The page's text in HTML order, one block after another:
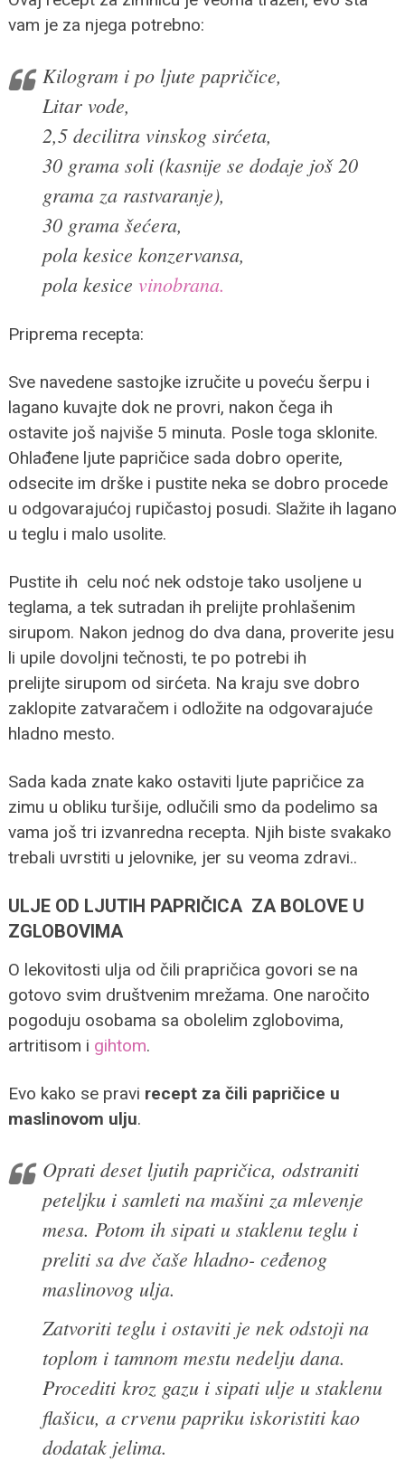
vam je za njega potrebno:
Kilogram i po ljute papričice,
Litar vode,
2,5 decilitra vinskog sirćeta,
30 grama soli (kasnije se dodaje još 20
grama za rastvaranje),
30 grama šećera,
pola kesice konzervansa,
pola kesice vinobrana.
Priprema recepta:
Sve navedene sastojke izručite u poveću šerpu i
lagano kuvajte dok ne provri, nakon čega ih
ostavite još najviše 5 minuta. Posle toga sklonite.
Ohlađene ljute papričice sada dobro operite,
odsecite im drške i pustite neka se dobro procede
u odgovarajućoj rupičastoj posudi. Slažite ih lagano
u teglu i malo usolite.
Pustite ih celu noć nek odstoje tako usoljene u
teglama, a tek sutradan ih prelijte prohlašenim
sirupom. Nakon jednog do dva dana, proverite jesu
li upile dovoljni tečnosti, te po potrebi ih
prelijte sirupom od sirćeta. Na kraju sve dobro
zaklopite zatvaračem i odložite na odgovarajuće
hladno mesto.
Sada kada znate kako ostaviti ljute papričice za
zimu u obliku turšije, odlučili smo da podelimo sa
vama još tri izvanredna recepta. Njih biste svakako
trebali uvrstiti u jelovnike, jer su veoma zdravi..
ULJE OD LJUTIH PAPRIČICA ZA BOLOVE U
ZGLOBOVIMA
O lekovitosti ulja od čili prapričica govori se na
gotovo svim društvenim mrežama. One naročito
pogoduju osobama sa obolelim zglobovima,
artritisom i gihtom.
Evo kako se pravi recept za čili papričice u
maslinovom ulju.
Oprati deset ljutih papričica, odstraniti
peteljku i samleti na mašini za mlevenje
mesa. Potom ih sipati u staklenu teglu i
preliti sa dve čaše hladno- ceđenog
maslinovog ulja.
Zatvoriti teglu i ostaviti je nek odstoji na
toplom i tamnom mestu nedelju dana.
Procediti kroz gazu i sipati ulje u staklenu
flašicu, a crvenu papriku iskoristiti kao
dodatak jelima.